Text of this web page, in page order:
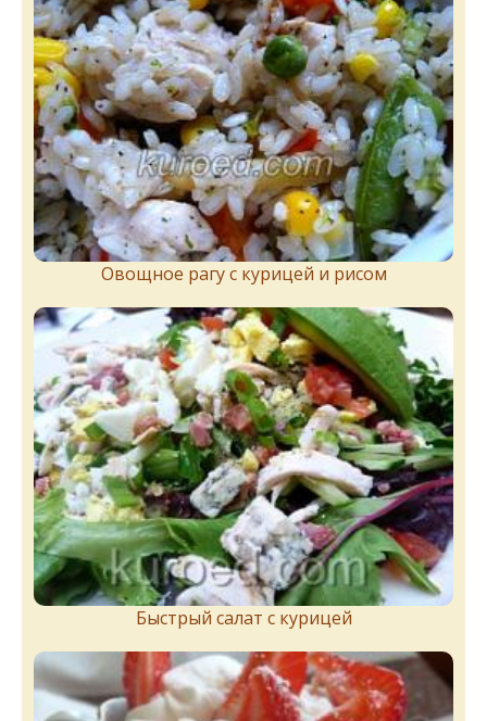
Овощное рагу с курицей и рисом
Быстрый салат с курицей